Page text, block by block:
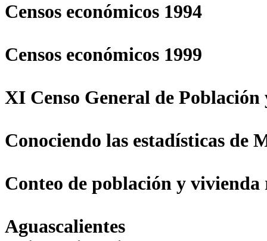
Censos económicos 1994
Censos económicos 1999
XI Censo General de
Conociendo las estadísticas de
Conteo de población y
Aguascalientes